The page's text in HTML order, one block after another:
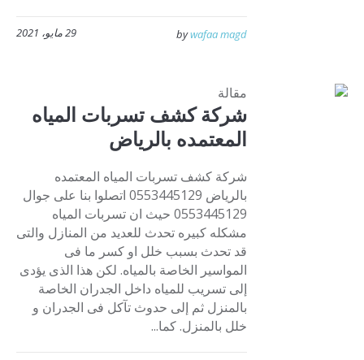
29 مايو، 2021 bywafaa magd
مقالة
شركة كشف تسربات المياه
المعتمده بالرياض
شركة كشف تسربات المياه المعتمده
بالرياض 0553445129 اتصلوا بنا على جوال
0553445129 حيث ان تسربات المياه
مشكله كبيره تحدث للعديد من المنازل والتى
قد تحدث بسبب خلل او كسر ما فى
المواسير الخاصة بالمياه. لكن هذا الذى يؤدى
إلى تسريب للمياه داخل الجدران الخاصة
بالمنزل ثم إلى حدوث تآكل فى الجدران و
خلل بالمنزل. كما...